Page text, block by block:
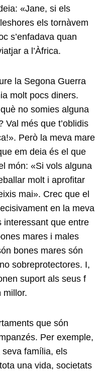
«Jane, si els
els tornàvem
s’enfadava quan
a l’Àfrica.
la Segona Guerra
molt pocs diners.
no somies alguna
Val més que t’oblidis
Però la meva mare
em deia és el que
món: «Si vols alguna
molt i aprofitar
mai». Crec que el
en la meva
interessant que entre
mares i males
bones mares són
sobreprotectores. I,
suport als seus f
millor.
que són
Per exemple,
seva família, els
una vida, societats